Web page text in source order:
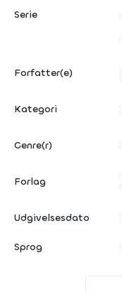
Serie
Forfatter(e)
Kategori
Genre(r)
Forlag
Udgivelsesdato
Sprog